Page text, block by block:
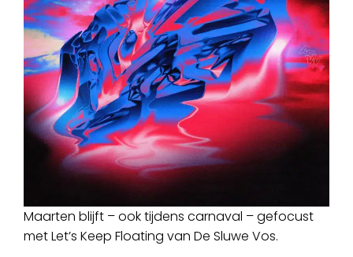
Maarten blijft – ook tijdens carnaval – gefocust
met Let’s Keep Floating van De Sluwe Vos.